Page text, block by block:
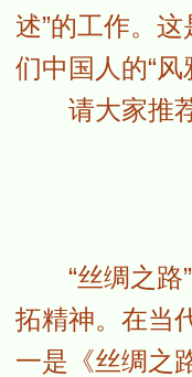
述”的工作。
们中国人的“风
请大家推荐
交响
“丝绸之路”
拓精神。在当
一是《丝绸之